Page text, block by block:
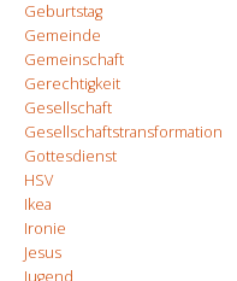
Geburtstag
Gemeinde
Gemeinschaft
Gerechtigkeit
Gesellschaft
Gesellschaftstransformation
Gottesdienst
HSV
Ikea
Ironie
Jesus
Jugend